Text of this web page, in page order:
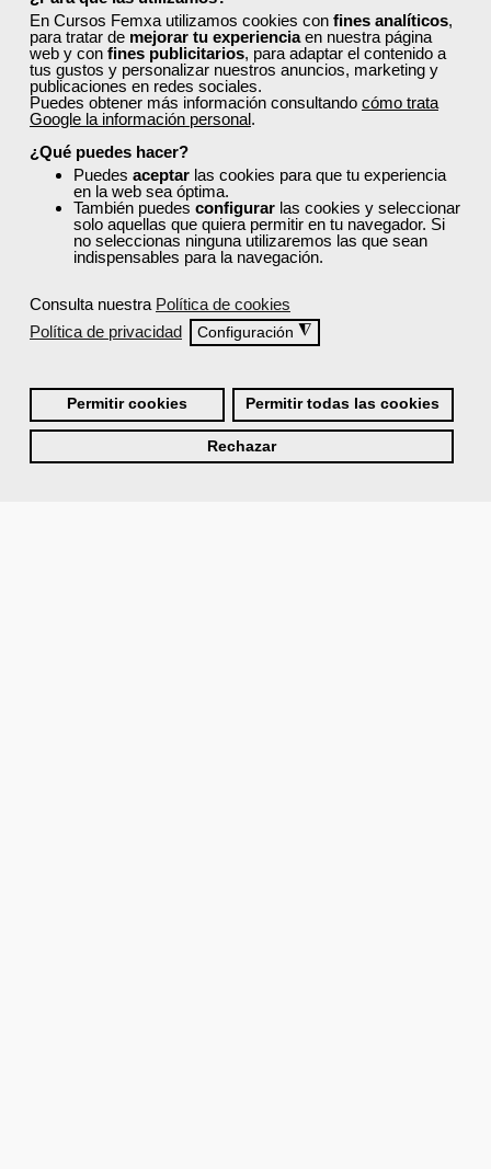
En Cursos Femxa utilizamos cookies con fines analíticos,
para tratar de mejorar tu experienciaen nuestra página
web y con fines publicitarios, para adaptar el contenido a
tus gustos y personalizar nuestros anuncios, marketing y
publicaciones en redes sociales.
Puedes obtener más información consultando cómo trata
Google la información personal.
¿Qué puedes hacer?
Puedes aceptar las cookies para que tu experiencia
en la web sea óptima.
También puedes configurar las cookies y seleccionar
solo aquellas que quiera permitir en tu navegador. Si
no seleccionas ninguna utilizaremos las que sean
indispensables para la navegación.
Consulta nuestra Política de cookies
Política de privacidad
Configuración ◮
Permitir cookies Permitir todas las cookies
Rechazar